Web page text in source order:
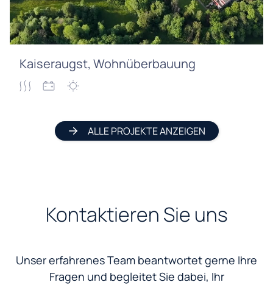
Kaiseraugst, Wohnüberbauung
ALLE PROJEKTE ANZEIGEN
Kontaktieren Sie uns
Unser erfahrenes Team beantwortet gerne Ihre
Fragen und begleitet Sie dabei, Ihr